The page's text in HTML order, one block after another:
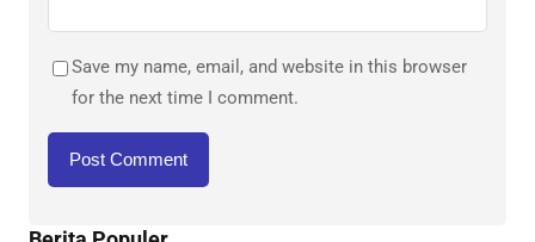
Save my name, email, and website in this browser
for the next time I comment.